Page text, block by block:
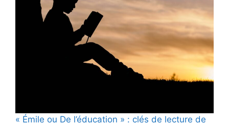
« Émile ou De l’éducation » : clés de lecture de